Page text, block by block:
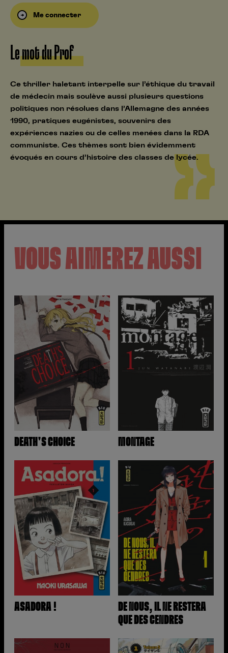
Me connecter
Le mot du Prof
Ce thriller haletant interpelle sur l’éthique du travail
de médecin mais soulève aussi plusieurs questions
politiques non résolues dans l’Allemagne des années
1990, pratiques eugénistes, souvenirs des
expériences nazies ou de celles menées dans la RDA
communiste. Ces thèmes sont bien évidemment
évoqués en cours d’histoire des classes de lycée.
VOUS AIMEREZ AUSSI
DEATH'S CHOICE MONTAGE
ASADORA !
DE NOUS, IL NE RESTERA
QUE DES CENDRES